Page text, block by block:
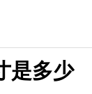
是多少